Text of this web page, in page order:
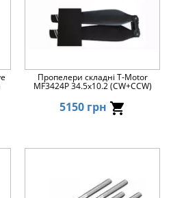
Пропелери складні T-Motor
MF3424P 34.5x10.2 (CW+CCW)
5150 грн